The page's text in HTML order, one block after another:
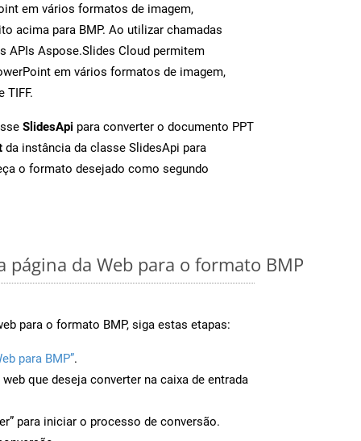
em vários formatos de imagem,
acima para BMP. Ao utilizar chamadas
APIs Aspose.Slides Cloud permitem
em vários formatos de imagem,
TIFF.
SlidesApi para converter o documento PPT
da instância da classe SlidesApi para
o formato desejado como segundo
página da Web para o formato BMP
para o formato BMP, siga estas etapas:
para BMP”.
que deseja converter na caixa de entrada
para iniciar o processo de conversão.